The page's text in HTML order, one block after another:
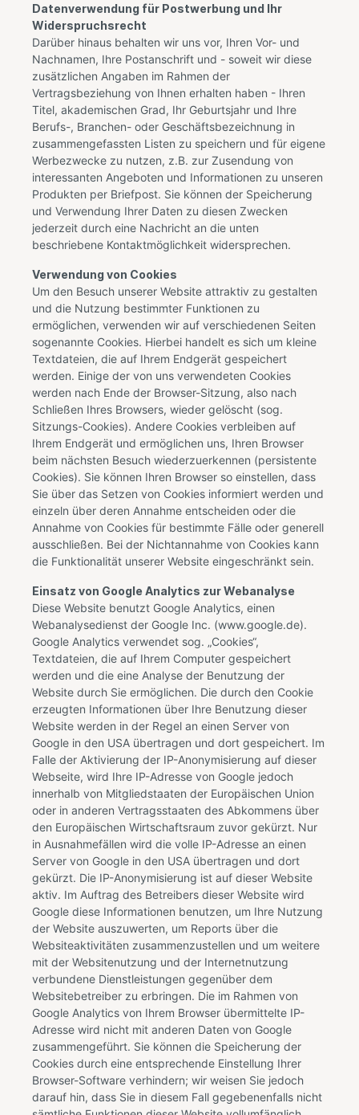
Datenverwendung für Postwerbung und Ihr
Widerspruchsrecht
Darüber hinaus behalten wir uns vor, Ihren Vor- und
Nachnamen, Ihre Postanschrift und - soweit wir diese
zusätzlichen Angaben im Rahmen der
Vertragsbeziehung von Ihnen erhalten haben - Ihren
Titel, akademischen Grad, Ihr Geburtsjahr und Ihre
Berufs-, Branchen- oder Geschäftsbezeichnung in
zusammengefassten Listen zu speichern und für eigene
Werbezwecke zu nutzen, z.B. zur Zusendung von
interessanten Angeboten und Informationen zu unseren
Produkten per Briefpost. Sie können der Speicherung
und Verwendung Ihrer Daten zu diesen Zwecken
jederzeit durch eine Nachricht an die unten
beschriebene Kontaktmöglichkeit widersprechen.
Verwendung von Cookies
Um den Besuch unserer Website attraktiv zu gestalten
und die Nutzung bestimmter Funktionen zu
ermöglichen, verwenden wir auf verschiedenen Seiten
sogenannte Cookies. Hierbei handelt es sich um kleine
Textdateien, die auf Ihrem Endgerät gespeichert
werden. Einige der von uns verwendeten Cookies
werden nach Ende der Browser-Sitzung, also nach
Schließen Ihres Browsers, wieder gelöscht (sog.
Sitzungs-Cookies). Andere Cookies verbleiben auf
Ihrem Endgerät und ermöglichen uns, Ihren Browser
beim nächsten Besuch wiederzuerkennen (persistente
Cookies). Sie können Ihren Browser so einstellen, dass
Sie über das Setzen von Cookies informiert werden und
einzeln über deren Annahme entscheiden oder die
Annahme von Cookies für bestimmte Fälle oder generell
ausschließen. Bei der Nichtannahme von Cookies kann
die Funktionalität unserer Website eingeschränkt sein.
Einsatz von Google Analytics zur Webanalyse
Diese Website benutzt Google Analytics, einen
Webanalysedienst der Google Inc. (www.google.de).
Google Analytics verwendet sog. „Cookies“,
Textdateien, die auf Ihrem Computer gespeichert
werden und die eine Analyse der Benutzung der
Website durch Sie ermöglichen. Die durch den Cookie
erzeugten Informationen über Ihre Benutzung dieser
Website werden in der Regel an einen Server von
Google in den USA übertragen und dort gespeichert. Im
Falle der Aktivierung der IP-Anonymisierung auf dieser
Webseite, wird Ihre IP-Adresse von Google jedoch
innerhalb von Mitgliedstaaten der Europäischen Union
oder in anderen Vertragsstaaten des Abkommens über
den Europäischen Wirtschaftsraum zuvor gekürzt. Nur
in Ausnahmefällen wird die volle IP-Adresse an einen
Server von Google in den USA übertragen und dort
gekürzt. Die IP-Anonymisierung ist auf dieser Website
aktiv. Im Auftrag des Betreibers dieser Website wird
Google diese Informationen benutzen, um Ihre Nutzung
der Website auszuwerten, um Reports über die
Websiteaktivitäten zusammenzustellen und um weitere
mit der Websitenutzung und der Internetnutzung
verbundene Dienstleistungen gegenüber dem
Websitebetreiber zu erbringen. Die im Rahmen von
Google Analytics von Ihrem Browser übermittelte IP-
Adresse wird nicht mit anderen Daten von Google
zusammengeführt. Sie können die Speicherung der
Cookies durch eine entsprechende Einstellung Ihrer
Browser-Software verhindern; wir weisen Sie jedoch
darauf hin, dass Sie in diesem Fall gegebenenfalls nicht